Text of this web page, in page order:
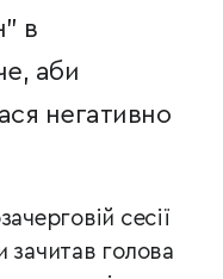
в
аби
негативно
сесії
зачитав голова